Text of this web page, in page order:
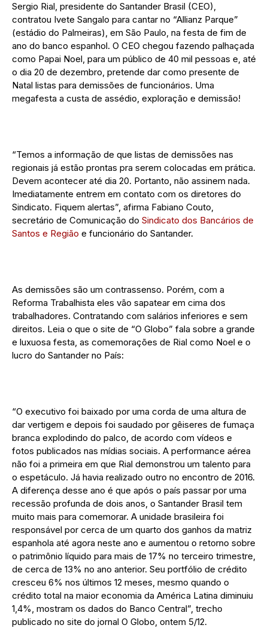
Sergio Rial, presidente do Santander Brasil (CEO),
contratou Ivete Sangalo para cantar no “Allianz Parque”
(estádio do Palmeiras), em São Paulo, na festa de fim de
ano do banco espanhol. O CEO chegou fazendo palhaçada
como Papai Noel, para um público de 40 mil pessoas e, até
o dia 20 de dezembro, pretende dar como presente de
Natal listas para demissões de funcionários. Uma
megafesta a custa de assédio, exploração e demissão!
“Temos a informação de que listas de demissões nas
regionais já estão prontas pra serem colocadas em prática.
Devem acontecer até dia 20. Portanto, não assinem nada.
Imediatamente entrem em contato com os diretores do
Sindicato. Fiquem alertas”, afirma Fabiano Couto,
secretário de Comunicação do Sindicato dos Bancários de
Santos e Região e funcionário do Santander.
As demissões são um contrassenso. Porém, com a
Reforma Trabalhista eles vão sapatear em cima dos
trabalhadores. Contratando com salários inferiores e sem
direitos. Leia o que o site de “O Globo” fala sobre a grande
e luxuosa festa, as comemorações de Rial como Noel e o
lucro do Santander no País:
“O executivo foi baixado por uma corda de uma altura de
dar vertigem e depois foi saudado por gêiseres de fumaça
branca explodindo do palco, de acordo com vídeos e
fotos publicados nas mídias sociais. A performance aérea
não foi a primeira em que Rial demonstrou um talento para
o espetáculo. Já havia realizado outro no encontro de 2016.
A diferença desse ano é que após o país passar por uma
recessão profunda de dois anos, o Santander Brasil tem
muito mais para comemorar. A unidade brasileira foi
responsável por cerca de um quarto dos ganhos da matriz
espanhola até agora neste ano e aumentou o retorno sobre
o patrimônio líquido para mais de 17% no terceiro trimestre,
de cerca de 13% no ano anterior. Seu portfólio de crédito
cresceu 6% nos últimos 12 meses, mesmo quando o
crédito total na maior economia da América Latina diminuiu
1,4%, mostram os dados do Banco Central”, trecho
publicado no site do jornal O Globo, ontem 5/12.